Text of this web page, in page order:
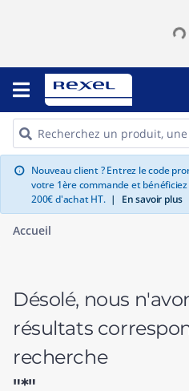
info Nouveau client ? Entrez le code
votre 1ère commande et
200€ d'achat HT. | En savoir plus
Accueil
Désolé, nous
résultats
recherche
"*"